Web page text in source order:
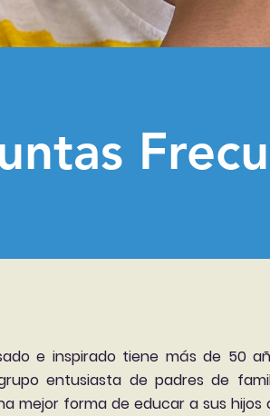
e inspirado tiene más de 50
entusiasta de padres de
mejor forma de educar a sus hijos